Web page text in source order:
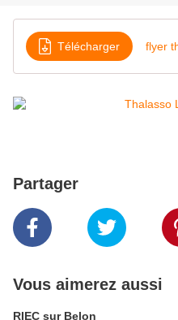
Télécharger
Partager
Vous aimerez aussi
RIEC sur Belon